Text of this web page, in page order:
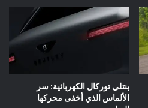
بنتلي توركال الكهربائية: سر
الألماس الذي أخفى محركها